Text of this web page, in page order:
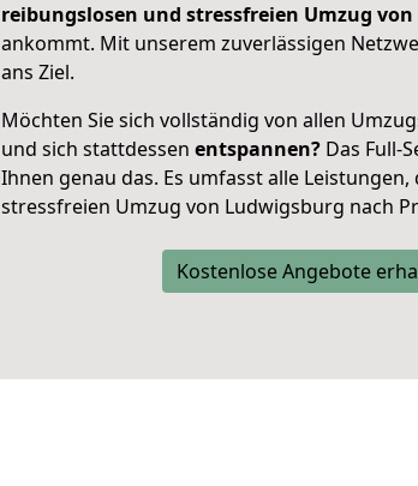
reibungslosen und stressfreien Umzug
ankommt. Mit unserem zuverlässigen
ans Ziel.
Möchten Sie sich vollständig von allen
und sich stattdessen entspannen? Das Full-
Ihnen genau das. Es umfasst alle Leistungen,
stressfreien Umzug von Ludwigsburg nach
Kostenlose Angebote